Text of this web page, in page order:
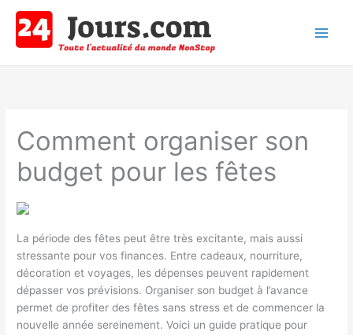
contenu
Comment organiser son
budget pour les fêtes
La période des fêtes peut être très excitante, mais aussi
stressante pour vos finances. Entre cadeaux, nourriture,
décoration et voyages, les dépenses peuvent rapidement
dépasser vos prévisions. Organiser son budget à l’avance
permet de profiter des fêtes sans stress et de commencer la
nouvelle année sereinement. Voici un guide pratique pour